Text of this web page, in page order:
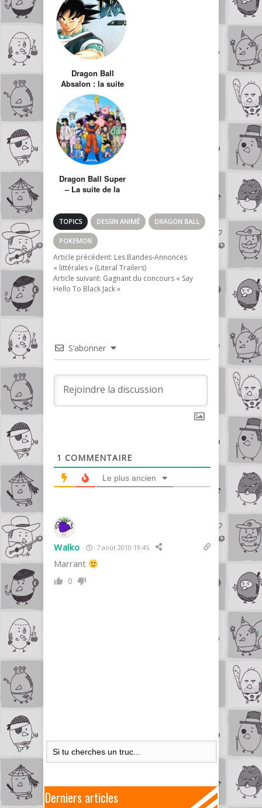
Crédibles
Dragon Ball
Absalon : la suite
de Dragon Ball GT
réalisée par un fan
Dragon Ball Super
– La suite de la
TOPICS DESSIN ANIMÉ DRAGON BALL
POKEMON
Article précédent: Les Bandes-Annonces
« littérales » (Literal Trailers)
Article suivant: Gagnant du concours « Say
Hello To Black Jack »
S’abonner
1 COMMENTAIRE
Le plus ancien
Walko 7 août 2010 19:45
Marrant
0
Derniers articles